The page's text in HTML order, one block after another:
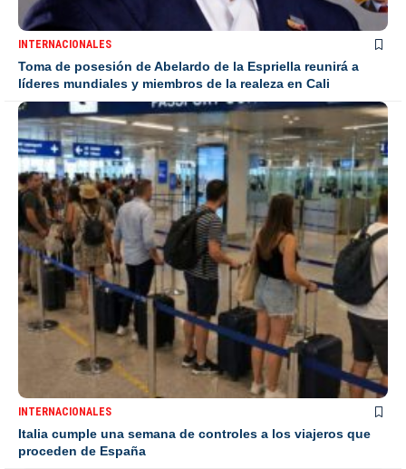
INTERNACIONALES
Toma de posesión de Abelardo de la Espriella reunirá a
líderes mundiales y miembros de la realeza en Cali
INTERNACIONALES
Italia cumple una semana de controles a los viajeros que
proceden de España